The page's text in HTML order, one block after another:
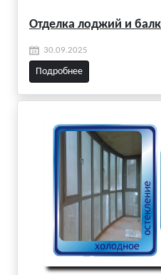
Отделка лоджий и
30.09.2025
Подробнее